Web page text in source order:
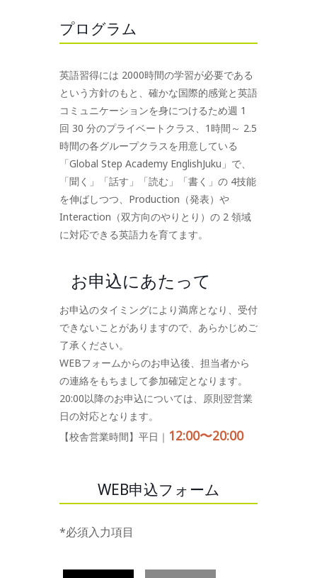
プログラム
英語習得には 2000時間の学習が必要である
という方針のもと、確かな国際的感覚と英語
コミュニケーションを身につけるため週 1
回 30 分のプライベートクラス、1時間～ 2.5
時間の各グループクラスを用意している
「Global Step Academy EnglishJuku」で、
「聞く」「話す」「読む」「書く」の 4技能
を伸ばしつつ、Production（発表）や
Interaction（双方向のやりとり）の 2 領域
に対応できる英語力を育てます。
お申込にあたって
お申込のタイミングにより満席となり、受付
できないことがありますので、あらかじめご
了承ください。
WEBフォームからのお申込後、担当者から
の連絡をもちまして参加確定となります。
20:00以降のお申込については、原則翌営業
日の対応となります。
【校舎営業時間】平日｜ 12:00〜20:00
WEB申込フォーム
*必須入力項目